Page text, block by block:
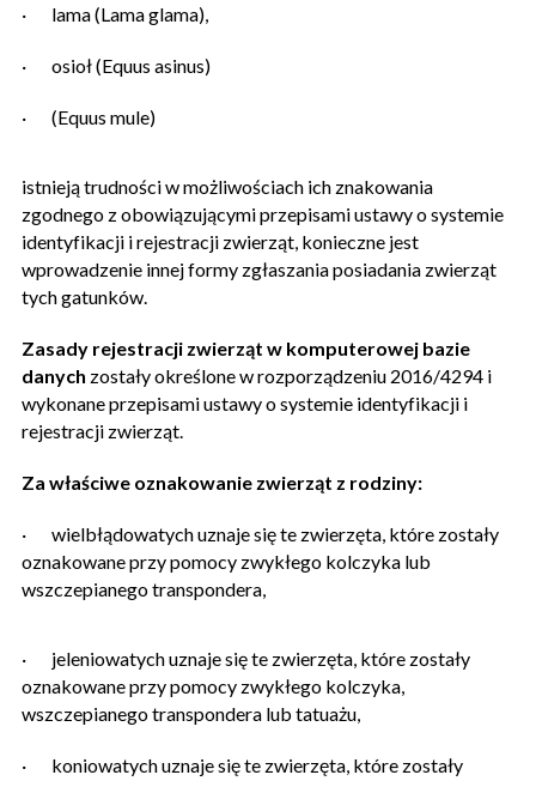
· lama (Lama glama),
· osioł (Equus asinus)
· (Equus mule)
istnieją trudności w możliwościach ich znakowania
zgodnego z obowiązującymi przepisami ustawy o systemie
identyfikacji i rejestracji zwierząt, konieczne jest
wprowadzenie innej formy zgłaszania posiadania zwierząt
tych gatunków.
Zasady rejestracji zwierząt w komputerowej bazie
danych zostały określone w rozporządzeniu 2016/4294 i
wykonane przepisami ustawy o systemie identyfikacji i
rejestracji zwierząt.
Za właściwe oznakowanie zwierząt z rodziny:
· wielbłądowatych uznaje się te zwierzęta, które zostały
oznakowane przy pomocy zwykłego kolczyka lub
wszczepianego transpondera,
· jeleniowatych uznaje się te zwierzęta, które zostały
oznakowane przy pomocy zwykłego kolczyka,
wszczepianego transpondera lub tatuażu,
· koniowatych uznaje się te zwierzęta, które zostały